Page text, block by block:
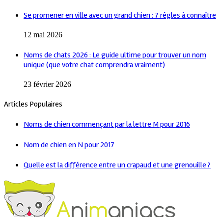
Se promener en ville avec un grand chien : 7 règles à connaître
12 mai 2026
Noms de chats 2026 : Le guide ultime pour trouver un nom
unique (que votre chat comprendra vraiment)
23 février 2026
Articles Populaires
Noms de chien commençant par la lettre M pour 2016
Nom de chien en N pour 2017
Quelle est la différence entre un crapaud et une grenouille ?